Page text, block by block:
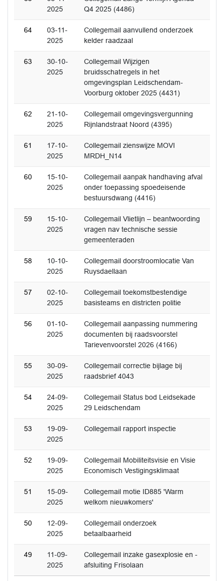
2025
Q4 2025 (4486)
64
03-11-
2025
Collegemail aanvullend onderzoek
kelder raadzaal
63
30-10-
2025
Collegemail Wijzigen
bruidsschatregels in het
omgevingsplan Leidschendam-
Voorburg oktober 2025 (4431)
62
21-10-
2025
Collegemail omgevingsvergunning
Rijnlandstraat Noord (4395)
61
17-10-
2025
Collegemail zienswijze MOVI
MRDH_N14
60
15-10-
2025
Collegemail aanpak handhaving afval
onder toepassing spoedeisende
bestuursdwang (4416)
59
15-10-
2025
Collegemail Vlietlijn – beantwoording
vragen nav technische sessie
gemeenteraden
58
10-10-
2025
Collegemail doorstroomlocatie Van
Ruysdaellaan
57
02-10-
2025
Collegemail toekomstbestendige
basisteams en districten politie
56
01-10-
2025
Collegemail aanpassing nummering
documenten bij raadsvoorstel
Tarievenvoorstel 2026 (4166)
55
30-09-
2025
Collegemail correctie bijlage bij
raadsbrief 4043
54
24-09-
2025
Collegemail Status bod Leidsekade
29 Leidschendam
53
19-09-
2025
Collegemail rapport inspectie
52
19-09-
2025
Collegemail Mobiliteitsvisie en Visie
Economisch Vestigingsklimaat
51
15-09-
2025
Collegemail motie ID885 'Warm
welkom nieuwkomers'
50
12-09-
2025
Collegemail onderzoek
betaalbaarheid
49
11-09-
2025
Collegemail inzake gasexplosie en -
afsluiting Frisolaan